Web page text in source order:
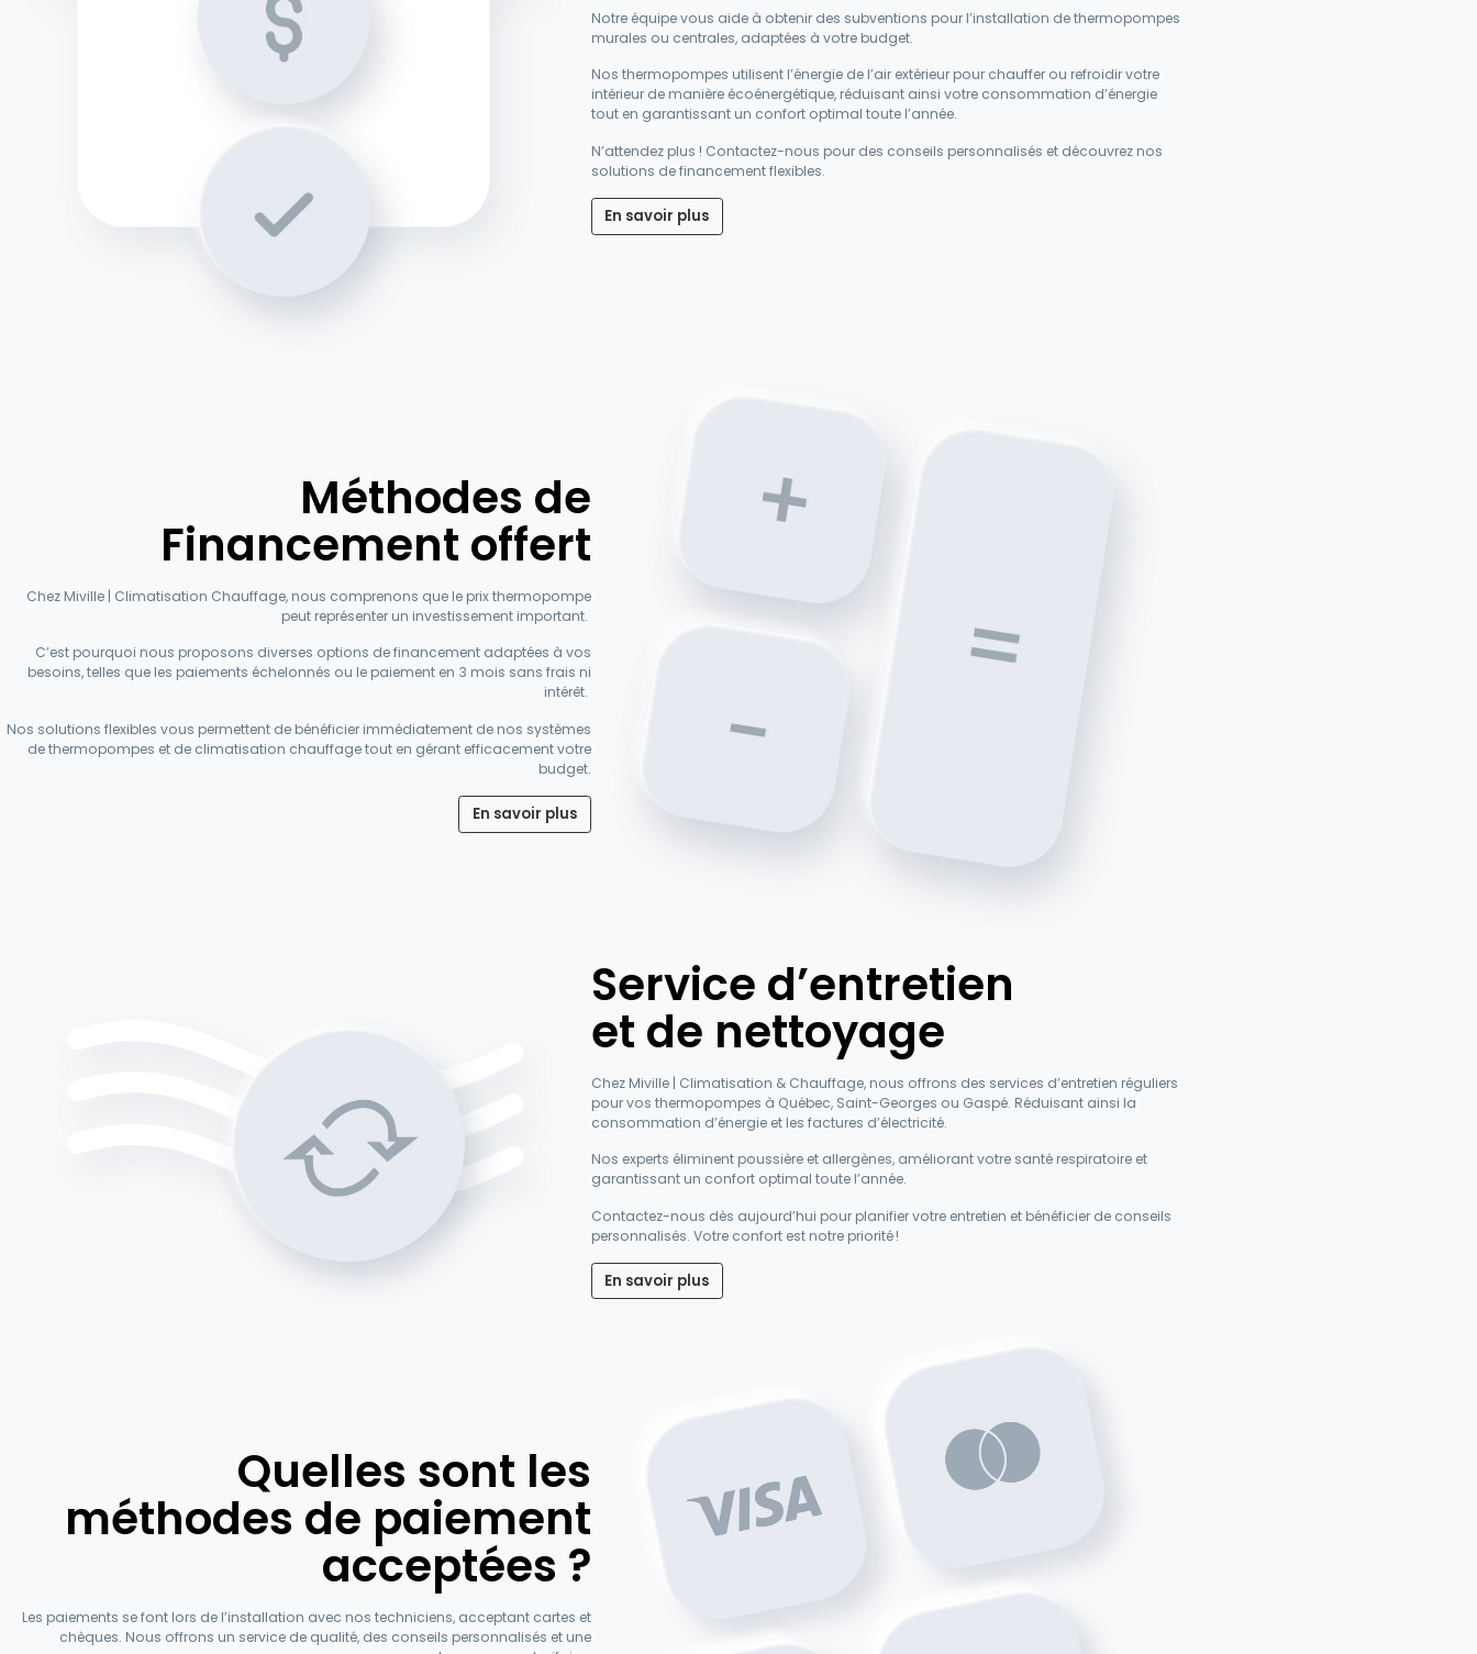
Notre équipe vous aide à obtenir des subventions pour l’installation de thermopompes
murales ou centrales, adaptées à votre budget.
Nos thermopompes utilisent l’énergie de l’air extérieur pour chauffer ou refroidir votre
intérieur de manière écoénergétique, réduisant ainsi votre consommation d’énergie
tout en garantissant un confort optimal toute l’année.
N’attendez plus ! Contactez-nous pour des conseils personnalisés et découvrez nos
solutions de financement flexibles.
En savoir plus
Méthodes de
Financement offert
Chez Miville | Climatisation Chauffage, nous comprenons que le prix thermopompe
peut représenter un investissement important.
C’est pourquoi nous proposons diverses options de financement adaptées à vos
besoins, telles que les paiements échelonnés ou le paiement en 3 mois sans frais ni
intérêt.
Nos solutions flexibles vous permettent de bénéficier immédiatement de nos systèmes
de thermopompes et de climatisation chauffage tout en gérant efficacement votre
budget.
En savoir plus
Service d’entretien
et de nettoyage
Chez Miville | Climatisation & Chauffage, nous offrons des services d’entretien réguliers
pour vos thermopompes à Québec, Saint-Georges ou Gaspé. Réduisant ainsi la
consommation d’énergie et les factures d’électricité.
Nos experts éliminent poussière et allergènes, améliorant votre santé respiratoire et
garantissant un confort optimal toute l’année.
Contactez-nous dès aujourd’hui pour planifier votre entretien et bénéficier de conseils
personnalisés. Votre confort est notre priorité !
En savoir plus
Quelles sont les
méthodes de paiement
acceptées ?
Les paiements se font lors de l’installation avec nos techniciens, acceptant cartes et
chèques. Nous offrons un service de qualité, des conseils personnalisés et une